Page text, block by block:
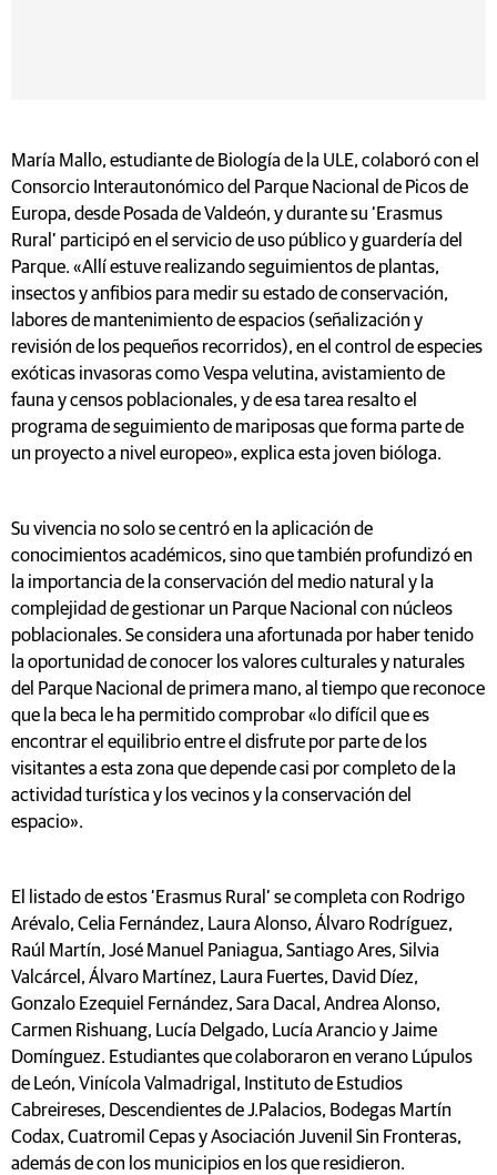
María Mallo, estudiante de Biología de la ULE, colaboró con el
Consorcio Interautonómico del Parque Nacional de Picos de
Europa, desde Posada de Valdeón, y durante su ‘Erasmus
Rural’ participó en el servicio de uso público y guardería del
Parque. «Allí estuve realizando seguimientos de plantas,
insectos y anfibios para medir su estado de conservación,
labores de mantenimiento de espacios (señalización y
revisión de los pequeños recorridos), en el control de especies
exóticas invasoras como Vespa velutina, avistamiento de
fauna y censos poblacionales, y de esa tarea resalto el
programa de seguimiento de mariposas que forma parte de
un proyecto a nivel europeo», explica esta joven bióloga.
Su vivencia no solo se centró en la aplicación de
conocimientos académicos, sino que también profundizó en
la importancia de la conservación del medio natural y la
complejidad de gestionar un Parque Nacional con núcleos
poblacionales. Se considera una afortunada por haber tenido
la oportunidad de conocer los valores culturales y naturales
del Parque Nacional de primera mano, al tiempo que reconoce
que la beca le ha permitido comprobar «lo difícil que es
encontrar el equilibrio entre el disfrute por parte de los
visitantes a esta zona que depende casi por completo de la
actividad turística y los vecinos y la conservación del
espacio».
El listado de estos ‘Erasmus Rural’ se completa con Rodrigo
Arévalo, Celia Fernández, Laura Alonso, Álvaro Rodríguez,
Raúl Martín, José Manuel Paniagua, Santiago Ares, Silvia
Valcárcel, Álvaro Martínez, Laura Fuertes, David Díez,
Gonzalo Ezequiel Fernández, Sara Dacal, Andrea Alonso,
Carmen Rishuang, Lucía Delgado, Lucía Arancio y Jaime
Domínguez. Estudiantes que colaboraron en verano Lúpulos
de León, Vinícola Valmadrigal, Instituto de Estudios
Cabreireses, Descendientes de J.Palacios, Bodegas Martín
Codax, Cuatromil Cepas y Asociación Juvenil Sin Fronteras,
además de con los municipios en los que residieron.